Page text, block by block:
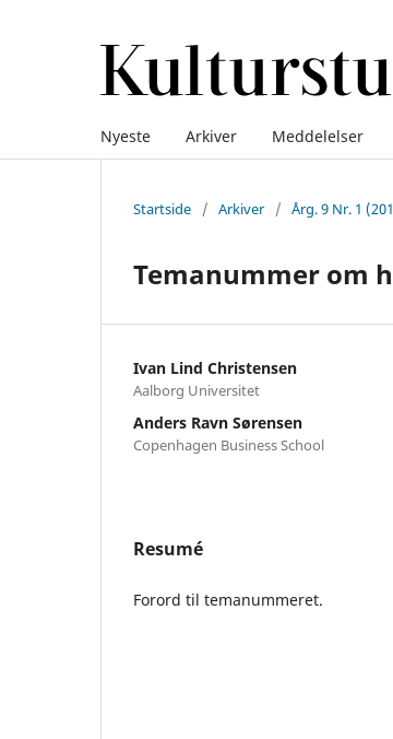
Nyeste Arkiver Meddelelser
Startside / Arkiver / Årg. 9 Nr. 1
Temanummer om
Ivan Lind Christensen
Aalborg Universitet
Anders Ravn Sørensen
Copenhagen Business School
Resumé
Forord til temanummeret.